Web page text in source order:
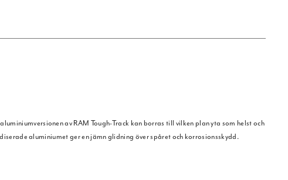
av RAM Tough-Track kan borras till vilken plan yta som helst och
aluminiumet ger en jämn glidning över spåret och korrosionsskydd.